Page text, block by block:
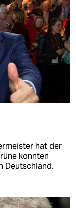
hat der
konnten
Deutschland.